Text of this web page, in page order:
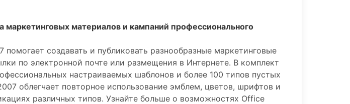
маркетинговых материалов и кампаний профессионального
создавать и публиковать разнообразные маркетинговые
по электронной почте или размещения в Интернете. В комплект
настраиваемых шаблонов и более 100 типов пустых
облегчает повторное использование эмблем, цветов, шрифтов и
различных типов. Узнайте больше о возможностях Office